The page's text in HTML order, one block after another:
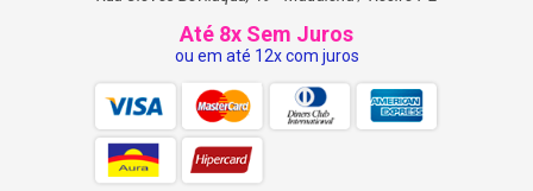
Até 8x Sem Juros
ou em até 12x com juros